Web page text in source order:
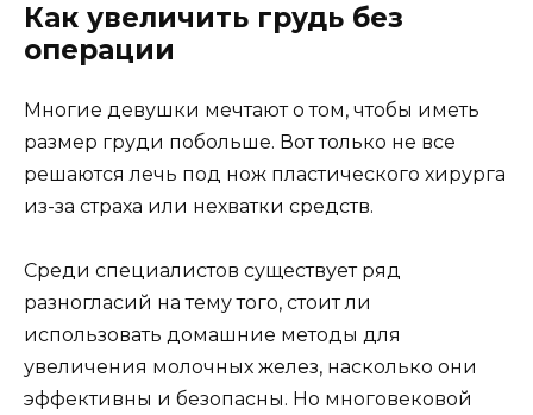
Как увеличить грудь без
операции
Многие девушки мечтают о том, чтобы иметь
размер груди побольше. Вот только не все
решаются лечь под нож пластического хирурга
из-за страха или нехватки средств.
Среди специалистов существует ряд
разногласий на тему того, стоит ли
использовать домашние методы для
увеличения молочных желез, насколько они
эффективны и безопасны. Но многовековой